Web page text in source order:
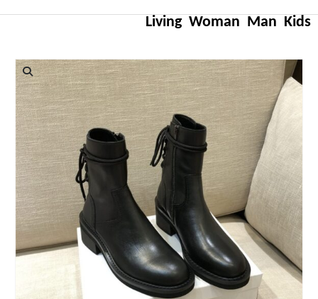
Kids
Man
Woman
Living